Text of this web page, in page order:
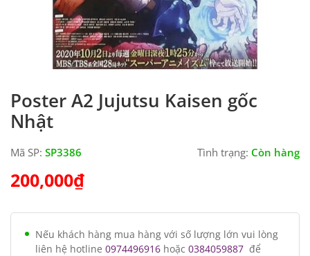
Poster A2 Jujutsu Kaisen gốc
Nhật
Mã SP: SP3386 Tình trạng: Còn hàng
200,000₫
Nếu khách hàng mua hàng với số lượng lớn vui lòng
liên hệ hotline 0974496916 hoặc 0384059887 để